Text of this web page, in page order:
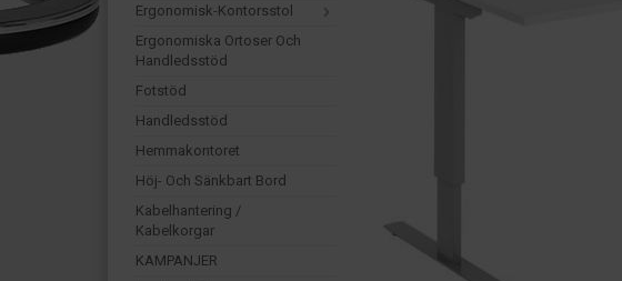
Ergonomisk-Kontorsstol
Ergonomiska Ortoser Och
Handledsstöd
Fotstöd
Handledsstöd
Hemmakontoret
Höj- Och Sänkbart Bord
Kabelhantering /
Kabelkorgar
KAMPANJER